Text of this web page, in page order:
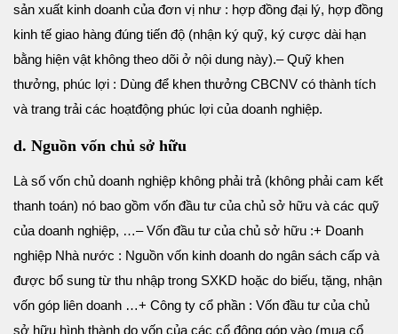
sản xuất kinh doanh của đơn vị như : hợp đồng đại lý, hợp đồng
kinh tế giao hàng đúng tiến độ (nhận ký quỹ, ký cược dài hạn
bằng hiện vật không theo dõi ở nội dung này).– Quỹ khen
thưởng, phúc lợi : Dùng để khen thưởng CBCNV có thành tích
và trang trải các hoạtđộng phúc lợi của doanh nghiệp.
d. Nguồn vốn chủ sở hữu
Là số vốn chủ doanh nghiệp không phải trả (không phải cam kết
thanh toán) nó bao gồm vốn đầu tư của chủ sở hữu và các quỹ
của doanh nghiệp, …– Vốn đầu tư của chủ sở hữu :+ Doanh
nghiệp Nhà nước : Nguồn vốn kinh doanh do ngân sách cấp và
được bổ sung từ thu nhập trong SXKD hoặc do biếu, tặng, nhận
vốn góp liên doanh …+ Công ty cổ phần : Vốn đầu tư của chủ
sở hữu hình thành do vốn của các cổ đông góp vào (mua cổ